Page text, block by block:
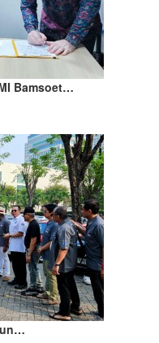
Bamsoet…